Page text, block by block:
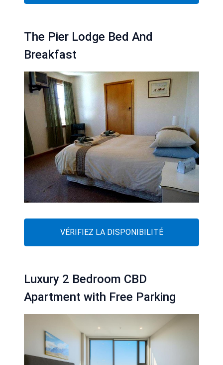
The Pier Lodge Bed And
Breakfast
VÉRIFIEZ LA DISPONIBILITÉ
Luxury 2 Bedroom CBD
Apartment with Free Parking